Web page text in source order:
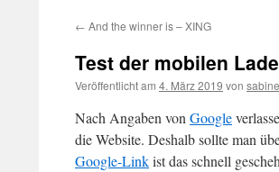
← And the winner is – XING
Test der mobilen
Veröffentlicht am 4. März 2019 von
Nach Angaben von Google
die Website. Deshalb sollte man
Google-Linkist das schnell